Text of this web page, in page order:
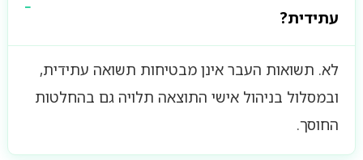
עתידית?
לא. תשואות העבר אינן מבטיחות תשואה עתידית,
ובמסלול בניהול אישי התוצאה תלויה גם בהחלטות
החוסך.